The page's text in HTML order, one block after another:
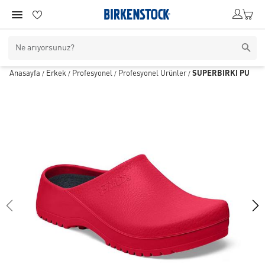
Anasayfa / Erkek / Profesyonel / Profesyonel Ürünler / SUPERBIRKI PU